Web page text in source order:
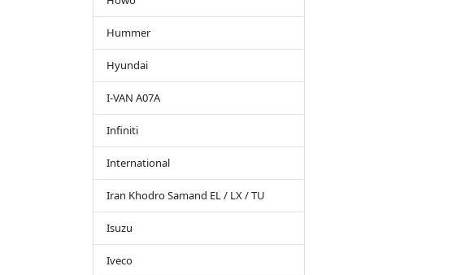
Hummer
Hyundai
I-VAN A07A
Infiniti
International
Iran Khodro Samand EL / LX / TU
Isuzu
Iveco